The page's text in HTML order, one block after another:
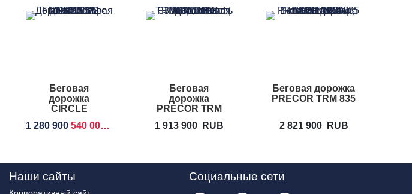
Беговая
дорожка
CIRCLE
Plus
1 280 900 540 000
Беговая
дорожка
PRECOR TRM
1 913 900 RUB
Беговая дорожка
PRECOR TRM 835
2 821 900 RUB
Наши сайты Социальные сети